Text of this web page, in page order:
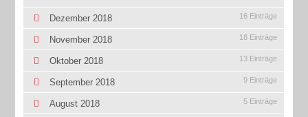
Dezember 2018 16 Einträge
November 2018 18 Einträge
Oktober 2018 13 Einträge
September 2018 9 Einträge
August 2018 5 Einträge